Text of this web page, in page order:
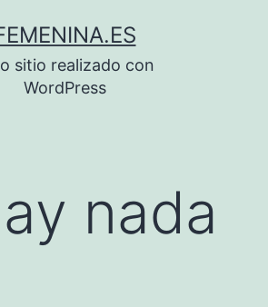
sitio realizado con
WordPress
nada